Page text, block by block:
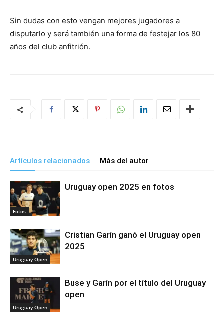
Sin dudas con esto vengan mejores jugadores a
disputarlo y será también una forma de festejar los 80
años del club anfitrión.
Artículos relacionados Más del autor
Fotos
Uruguay open 2025 en fotos
Uruguay Open
Cristian Garín ganó el Uruguay open
2025
Uruguay Open
Buse y Garín por el título del Uruguay
open